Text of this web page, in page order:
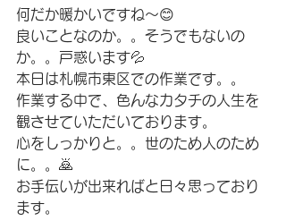
何だか暖かいですね〜😊
良いことなのか。。そうでもないの
か。。戸惑います💦
本日は札幌市東区での作業です。。
作業する中で、色んなカタチの人生を
観させていただいております。
心をしっかりと。。世のため人のため
に。。🙇
お手伝いが出来ればと日々思っており
ます。